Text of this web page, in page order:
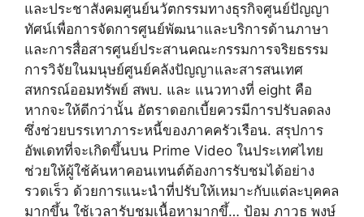
และประชาสังคมศูนย์นวัตกรรมทางธุรกิจศูนย์ปัญญา
ทัศน์เพื่อการจัดการศูนย์พัฒนาและบริการด้านภาษา
และการสื่อสารศูนย์ประสานคณะกรรมการจริยธรรม
การวิจัยในมนุษย์ศูนย์คลังปัญญาและสารสนเทศ
สหกรณ์ออมทรัพย์ สพบ. และ แนวทางที่ eight คือ
หากจะให้ดีกว่านั้น อัตราดอกเบี้ยควรมีการปรับลดลง
ซึ่งช่วยบรรเทาภาระหนี้ของภาคครัวเรือน. สรุปการ
อัพเดทที่จะเกิดขึ้นบน Prime Video ในประเทศไทย
ช่วยให้ผู้ใช้ค้นหาคอนเทนต์ต้องการรับชมได้อย่าง
รวดเร็ว ด้วยการแนะนำที่ปรับให้เหมาะกับแต่ละบุคคล
มากขึ้น ใช้เวลารับชมเนื้อหามากขึ้… ป้อม ภาวุธ พงษ์